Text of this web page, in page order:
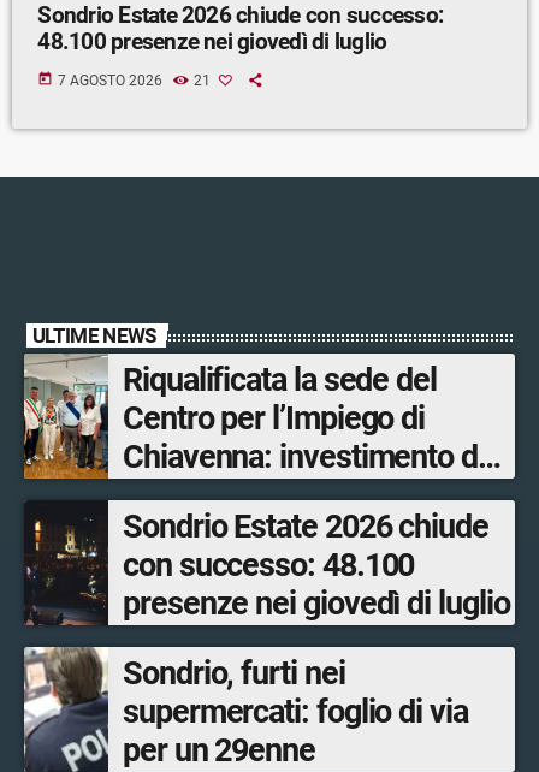
Sondrio Estate 2026 chiude con successo:
48.100 presenze nei giovedì di luglio
today 7 AGOSTO 2026 21
ULTIME NEWS
Riqualificata la sede del
Centro per l’Impiego di
Chiavenna: investimento da
quasi 250mila euro
Sondrio Estate 2026 chiude
con successo: 48.100
presenze nei giovedì di luglio
Sondrio, furti nei
supermercati: foglio di via
per un 29enne